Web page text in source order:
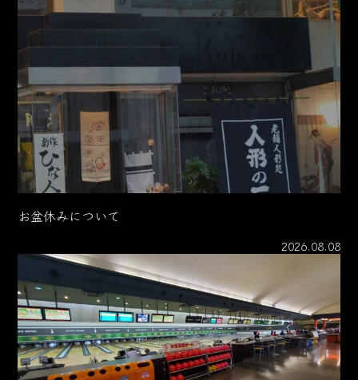
お盆休みについて
2026.08.08